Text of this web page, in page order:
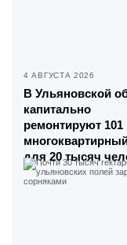
4 АВГУСТА 2026
В Ульяновской
капитально
ремонтируют 101
для 20 тысяч